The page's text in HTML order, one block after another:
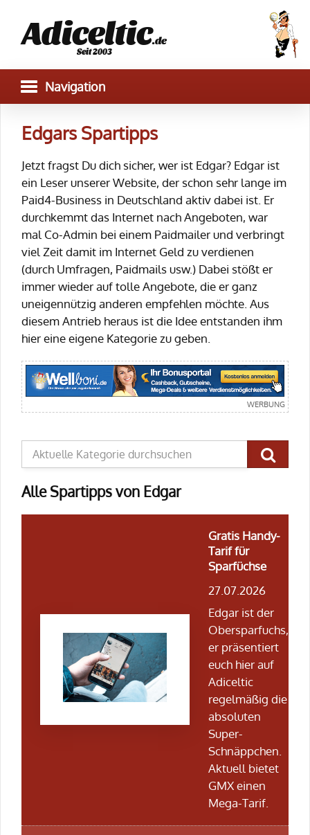
Adiceltic.de
Seit 2003
Edgars Spartipps
Jetzt fragst Du dich sicher, wer ist Edgar? Edgar ist
ein Leser unserer Website, der schon sehr lange im
Paid4-Business in Deutschland aktiv dabei ist. Er
durchkemmt das Internet nach Angeboten, war
mal Co-Admin bei einem Paidmailer und verbringt
viel Zeit damit im Internet Geld zu verdienen
(durch Umfragen, Paidmails usw.) Dabei stößt er
immer wieder auf tolle Angebote, die er ganz
uneigennützig anderen empfehlen möchte. Aus
diesem Antrieb heraus ist die Idee entstanden ihm
hier eine eigene Kategorie zu geben.
Alle Spartipps von Edgar
Gratis Handy-
Tarif für
Sparfüchse
27.07.2026
Edgar ist der
Obersparfuchs,
er präsentiert
euch hier auf
Adiceltic
regelmäßig die
absoluten
Super-
Schnäppchen.
Aktuell bietet
GMX einen
Mega-Tarif.